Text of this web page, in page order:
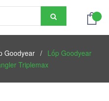
Goodyear / Lốp Goodyear
Triplemax